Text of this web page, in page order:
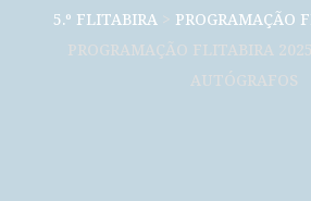
5.º FLITABIRA > PROGRAMAÇÃO
PROGRAMAÇÃO FLITABIRA
AUTÓGRAFOS